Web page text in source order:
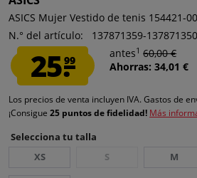
ASICS Mujer Vestido de tenis 154421-
N.° del artículo:
137871359-137871350
25.99
antes1 60,00 €
Ahorras: 34,01 €
Los precios de venta incluyen IVA.Gastos de
¡Consigue25 puntos de fidelidad! Más
Selecciona tu talla
XS
S M